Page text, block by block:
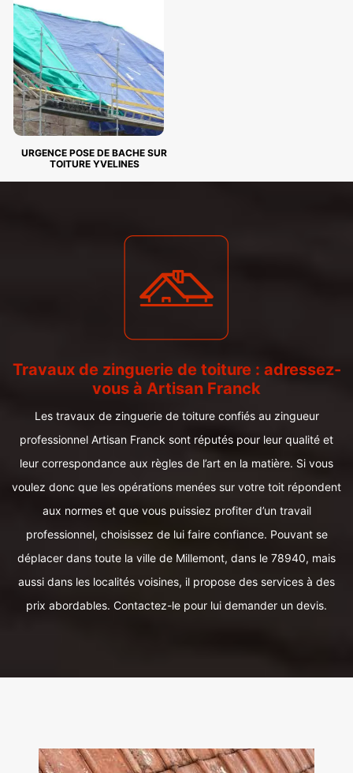
URGENCE POSE DE BACHE SUR
TOITURE YVELINES
Travaux de zinguerie de toiture : adressez-
vous à Artisan Franck
Les travaux de zinguerie de toiture confiés au zingueur
professionnel Artisan Franck sont réputés pour leur qualité et
leur correspondance aux règles de l’art en la matière. Si vous
voulez donc que les opérations menées sur votre toit répondent
aux normes et que vous puissiez profiter d’un travail
professionnel, choisissez de lui faire confiance. Pouvant se
déplacer dans toute la ville de Millemont, dans le 78940, mais
aussi dans les localités voisines, il propose des services à des
prix abordables. Contactez-le pour lui demander un devis.